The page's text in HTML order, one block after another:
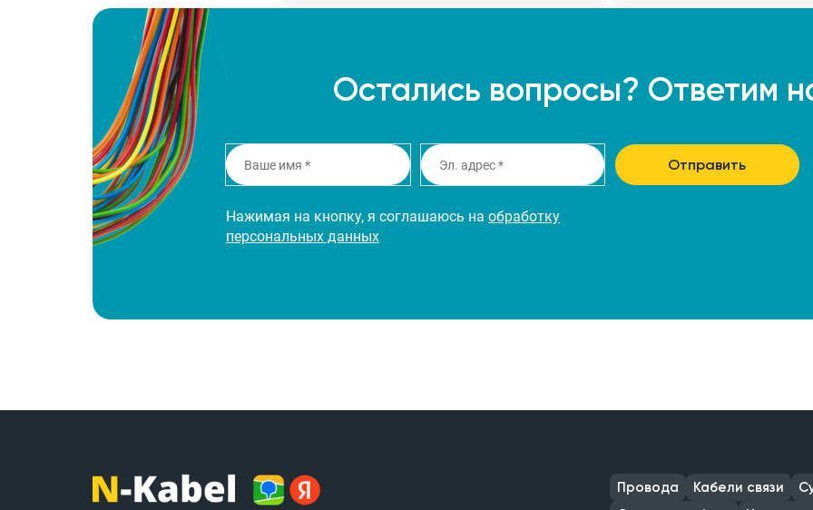
Остались вопросы? Ответим
Отправить
Нажимая на кнопку, я соглашаюсь на обработку
персональных данных
Провода Кабели связи